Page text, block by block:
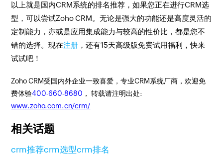
以上就是国内CRM系统的排名推荐，如果您正在进行CRM选
型，可以尝试Zoho CRM。无论是强大的功能还是高度灵活的
定制能力，亦或是应用集成能力与较高的性价比，都是您不
错的选择。现在注册 ，还有15天高级版免费试用福利，快来
试试吧！
Zoho CRM受国内外企业一致喜爱，专业CRM系统厂商，欢迎免
费体验400-660-8680 ， 转载请注明出处:
www.zoho.com.cn/crm/
相关话题
crm推荐crm选型crm排名